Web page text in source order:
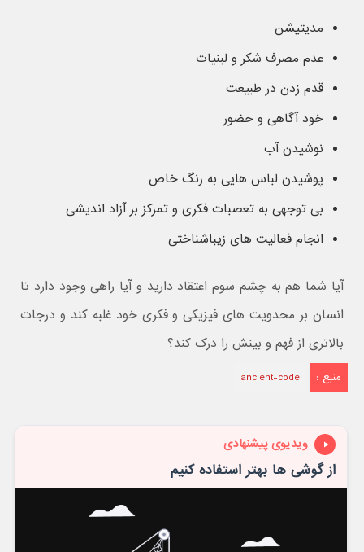
مدیتیشن
عدم مصرف شکر و لبنیات
قدم زدن در طبیعت
خود آگاهی و حضور
نوشیدن آب
پوشیدن لباس هایی به رنگ خاص
بی توجهی به تعصبات فکری و تمرکز بر آزاد اندیشی
انجام فعالیت های زیباشناختی
آیا شما هم به چشم سوم اعتقاد دارید و آیا راهی وجود دارد تا
انسان بر محدویت های فیزیکی و فکری خود غلبه کند و درجات
بالاتری از فهم و بینش را درک کند؟
منبع : ancient-code
ویدیوی پیشنهادی
از گوشی ها بهتر استفاده کنیم